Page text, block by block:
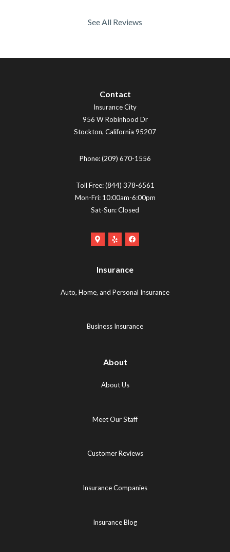
See All Reviews
Contact
Insurance City
956 W Robinhood Dr
Stockton, California 95207
Phone:(209) 670-1556
Toll Free:(844) 378-6561
Mon-Fri: 10:00am-6:00pm
Sat-Sun: Closed
Google
Logo
in
Yelp
new
Facebook
new
Insurance
Auto, Home, and Personal Insurance
Business Insurance
About
About Us
Meet Our Staff
Customer Reviews
Insurance Companies
Insurance Blog